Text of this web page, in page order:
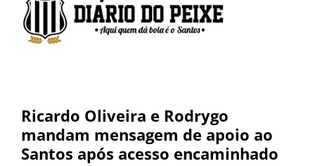
Ricardo Oliveira e Rodrygo
mandam mensagem de apoio ao
Santos após acesso encaminhado